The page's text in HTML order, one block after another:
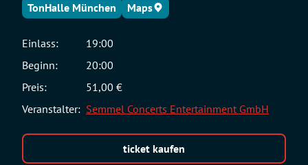
TonHalle München Maps
Einlass:
19:00
Beginn:
20:00
Preis:
51,00 €
Veranstalter: Semmel Concerts Entertainment GmbH
ticket kaufen